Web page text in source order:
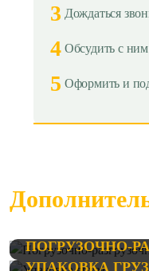
3 Дождаться
4 Обсудить с ним
5 Оформить и
ПОГРУЗОЧНО-
УПАКОВКА